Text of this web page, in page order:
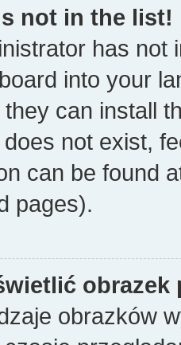
not in the list!
has not
into your
can install
not exist,
can be found
pages).
obrazków